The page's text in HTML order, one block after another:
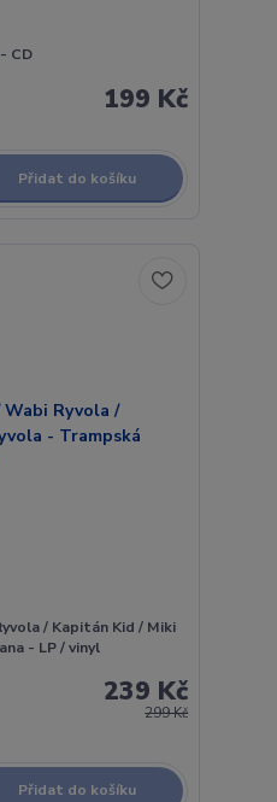
CD
199 Kč
Přidat do košíku
/ Kapitán Kid / Miki
- LP / vinyl
299 Kč
239 Kč
Přidat do košíku